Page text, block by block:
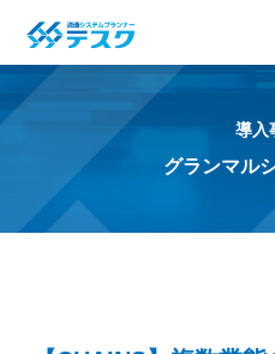
導入
グランマル